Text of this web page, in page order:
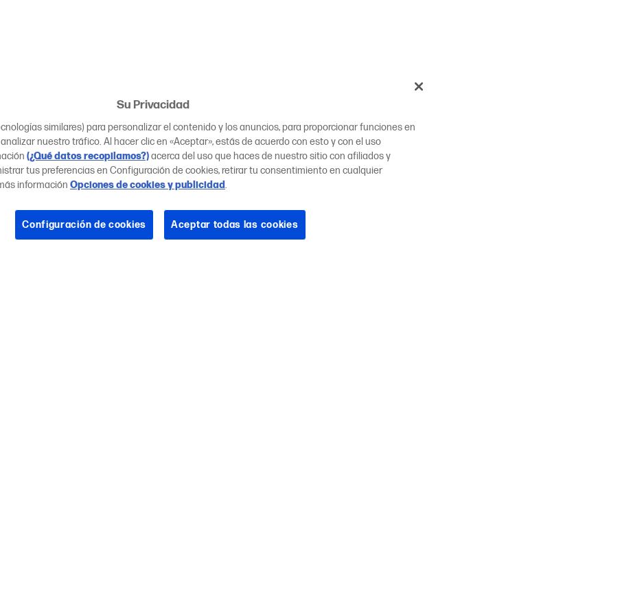
Su Privacidad
similares) para personalizar el contenido y los anuncios, para proporcionar funciones en
nuestro tráfico. Al hacer clic en «Aceptar», estás de acuerdo con esto y con el uso
(¿Qué datos recopilamos?)acerca del uso que haces de nuestro sitio con afiliados y
tus preferencias en Configuración de cookies, retirar tu consentimiento en cualquier
información Opciones de cookies y publicidad.
Configuración de cookies Aceptar todas las cookies